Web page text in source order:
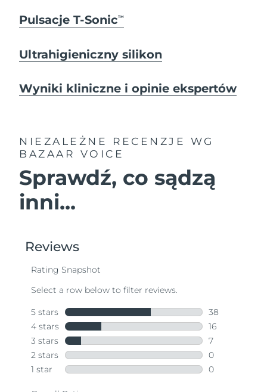
Pulsacje T-SonicTM
Ultrahigieniczny silikon
Wyniki kliniczne i opinie ekspertów
NIEZALEŻNE RECENZJE
WG
BAZAAR VOICE
Sprawdź, co sądzą
inni...